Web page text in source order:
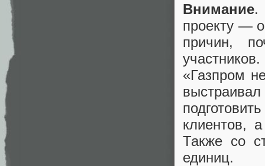
Внимание.
проекту —
причин,
«Газпром
клиентов,
Также со
единиц.